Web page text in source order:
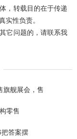
，转载目的在于传递
实性负责。
它问题的，请联系我
旗舰展会，售
零售
答案摆